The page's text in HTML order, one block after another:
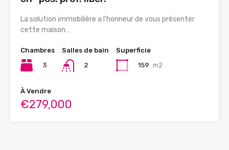
La solution immobilière a l’honneur de vous présenter
cette maison…
Chambres
3
Salles de bain
2
Superficie
159 m2
À Vendre
€279,000